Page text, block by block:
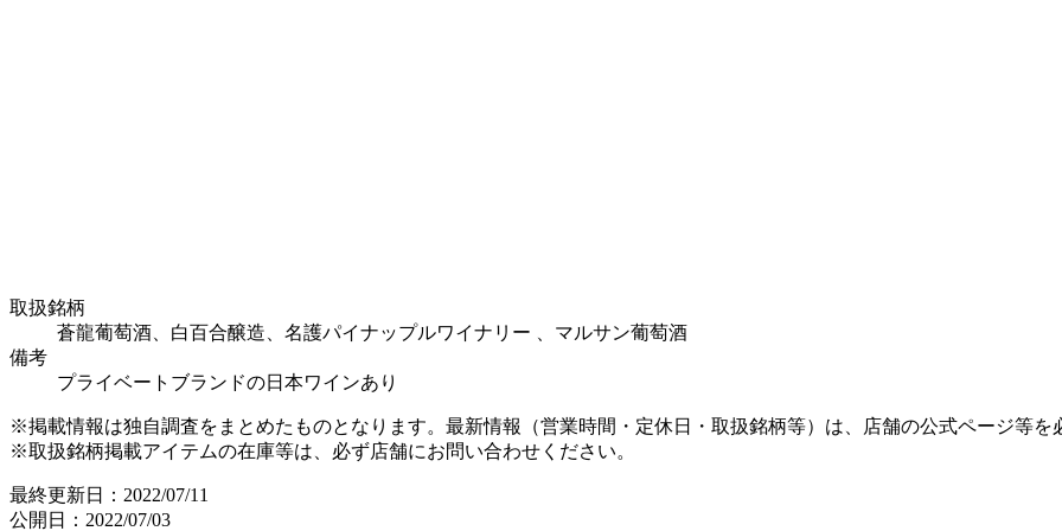
取扱銘柄
蒼龍葡萄酒、白百合醸造、名護パイナップルワイナリー 、マルサン葡萄酒
備考
プライベートブランドの日本ワインあり
※掲載情報は独自調査をまとめたものとなります。最新情報（営業時間・定休日・取扱銘柄等）は、店舗の公式ページ等を
※取扱銘柄掲載アイテムの在庫等は、必ず店舗にお問い合わせください。
最終更新日：2022/07/11
公開日：2022/07/03